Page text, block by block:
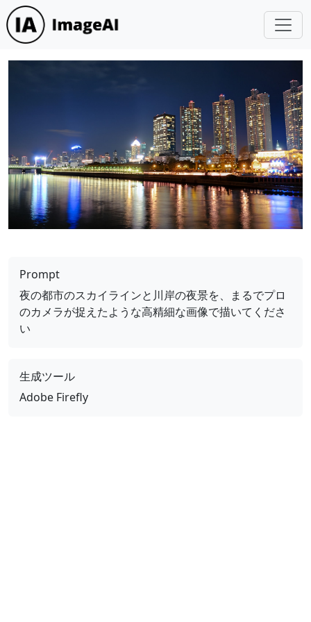
Prompt
夜の都市のスカイラインと川岸の夜景を、まるでプロ
のカメラが捉えたような高精細な画像で描いてくださ
い
生成ツール
Adobe Firefly